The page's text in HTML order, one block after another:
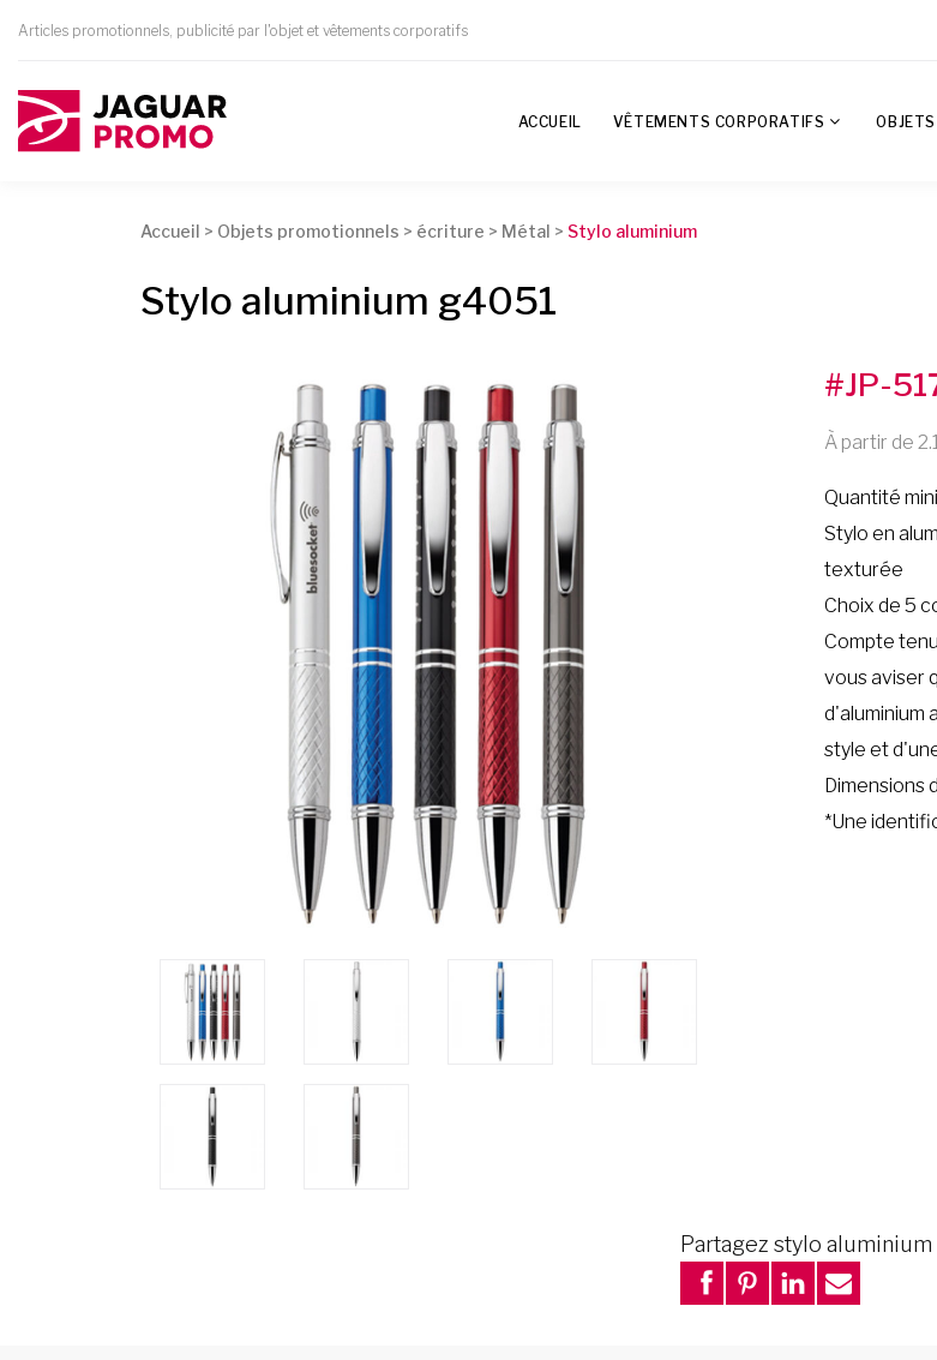
Articles promotionnels, publicité par l'objet et vêtements corporatifs
ACCUEIL VÊTEMENTS CORPORATIFS
Accueil > Objets promotionnels > écriture > Métal > Stylo aluminium
Stylo aluminium g4051
#JP-
À partir de
Quantité
Stylo en
texturée
Choix de 5
Compte
vous aviser
d'aluminium
style et
Dimensions
*Une
Partagez stylo aluminium